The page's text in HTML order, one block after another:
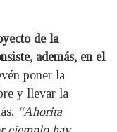
de la
además, en el
poner la
y llevar la
“Ahorita